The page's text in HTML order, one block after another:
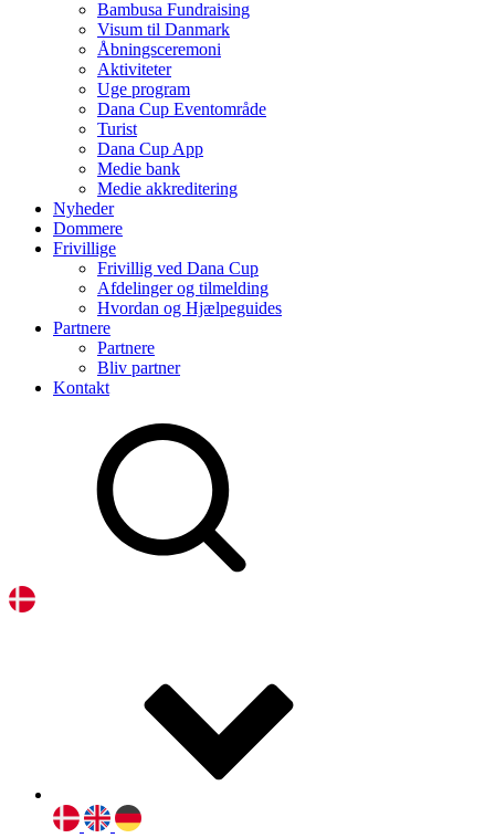
Bambusa Fundraising
Visum til Danmark
Åbningsceremoni
Aktiviteter
Uge program
Dana Cup Eventområde
Turist
Dana Cup App
Medie bank
Medie akkreditering
Nyheder
Dommere
Frivillige
Frivillig ved Dana Cup
Afdelinger og tilmelding
Hvordan og Hjælpeguides
Partnere
Partnere
Bliv partner
Kontakt